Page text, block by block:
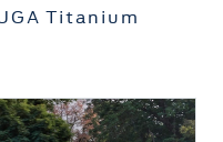
Titanium